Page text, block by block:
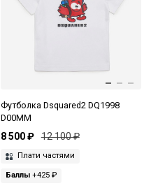
Футболка Dsquared2 DQ1998
D00MM
8 500 ₽ 12 100 ₽
Плати частями
Баллы+425 ₽